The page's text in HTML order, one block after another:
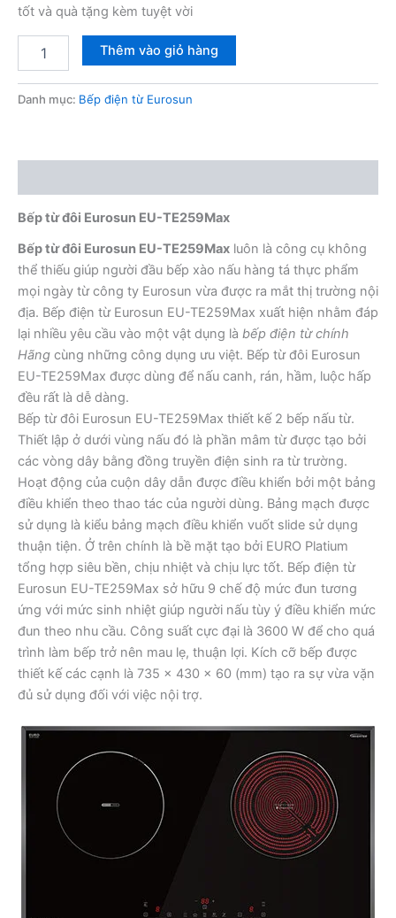
tốt và quà tặng kèm tuyệt vời
Eurosun
Thêm vào giỏ hàng
Danh mục: Bếp điện từ Eurosun
Bếp từ đôi Eurosun EU-TE259Max
Bếp từ đôi Eurosun EU-TE259Max luôn là công cụ không
thể thiếu giúp người đầu bếp xào nấu hàng tá thực phẩm
mọi ngày từ công ty Eurosun vừa được ra mắt thị trường nội
địa. Bếp điện từ Eurosun EU-TE259Max xuất hiện nhằm đáp
lại nhiều yêu cầu vào một vật dụng là bếp điện từ chính
Hãng cùng những công dụng ưu việt. Bếp từ đôi Eurosun
EU-TE259Max được dùng để nấu canh, rán, hầm, luộc hấp
đều rất là dễ dàng.
Bếp từ đôi Eurosun EU-TE259Max thiết kế 2 bếp nấu từ.
Thiết lập ở dưới vùng nấu đó là phần mâm từ được tạo bởi
các vòng dây bằng đồng truyền điện sinh ra từ trường.
Hoạt động của cuộn dây dẫn được điều khiển bởi một bảng
điều khiển theo thao tác của người dùng. Bảng mạch được
sử dụng là kiểu bảng mạch điều khiển vuốt slide sử dụng
thuận tiện. Ở trên chính là bề mặt tạo bởi EURO Platium
tổng hợp siêu bền, chịu nhiệt và chịu lực tốt. Bếp điện từ
Eurosun EU-TE259Max sở hữu 9 chế độ mức đun tương
ứng với mức sinh nhiệt giúp người nấu tùy ý điều khiển mức
đun theo nhu cầu. Công suất cực đại là 3600 W để cho quá
trình làm bếp trở nên mau lẹ, thuận lợi. Kích cỡ bếp được
thiết kế các cạnh là 735 x 430 x 60 (mm) tạo ra sự vừa vặn
đủ sử dụng đối với việc nội trợ.